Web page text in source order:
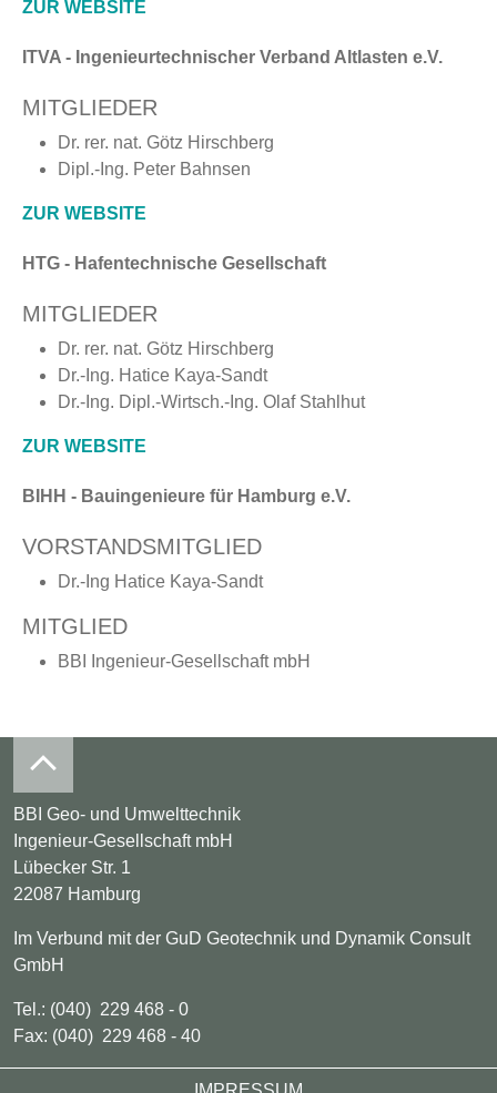
ZUR WEBSITE
ITVA - Ingenieurtechnischer Verband Altlasten e.V.
MITGLIEDER
Dr. rer. nat. Götz Hirschberg
Dipl.-Ing. Peter Bahnsen
ZUR WEBSITE
HTG - Hafentechnische Gesellschaft
MITGLIEDER
Dr. rer. nat. Götz Hirschberg
Dr.-Ing. Hatice Kaya-Sandt
Dr.-Ing. Dipl.-Wirtsch.-Ing. Olaf Stahlhut
ZUR WEBSITE
BIHH - Bauingenieure für Hamburg e.V.
VORSTANDSMITGLIED
Dr.-Ing Hatice Kaya-Sandt
MITGLIED
BBI Ingenieur-Gesellschaft mbH
BBI Geo- und Umwelttechnik
Ingenieur-Gesellschaft mbH
Lübecker Str. 1
22087 Hamburg
Im Verbund mit der GuD Geotechnik und Dynamik Consult
GmbH
Tel.: (040) 229 468 - 0
Fax: (040) 229 468 - 40
Footer